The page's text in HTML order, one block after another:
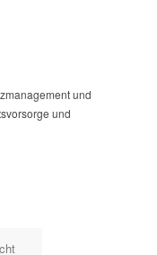
und
und